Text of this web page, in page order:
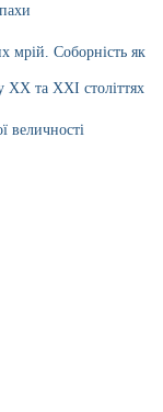
мрій. Соборність як
ХХ та ХХІ століттях
величності